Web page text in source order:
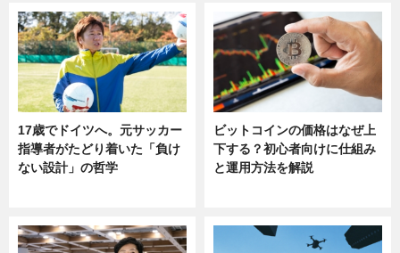
17歳でドイツへ。元サッカー
指導者がたどり着いた「負け
ない設計」の哲学
ビットコインの価格はなぜ上
下する？初心者向けに仕組み
と運用方法を解説